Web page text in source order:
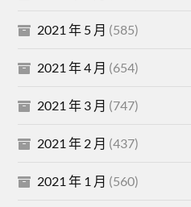
2021 年 5 月 (585)
2021 年 4 月 (654)
2021 年 3 月 (747)
2021 年 2 月 (437)
2021 年 1 月 (560)